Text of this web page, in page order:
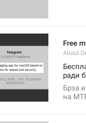
Free
ради
Брза
на